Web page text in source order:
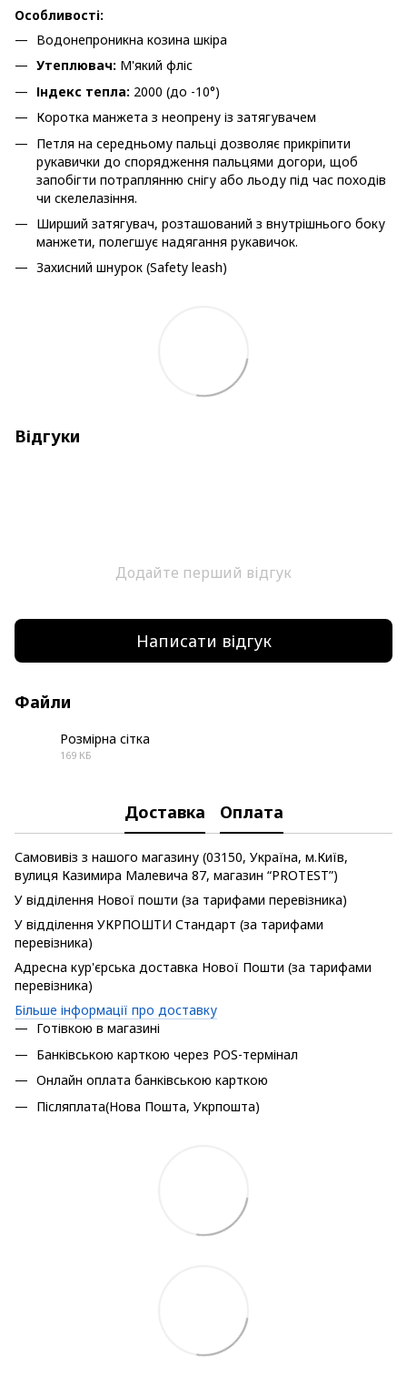
Особливості:
Водонепроникна козина шкіра
Утеплювач: М'який фліс
Індекс тепла: 2000 (до -10°)
Коротка манжета з неопрену із затягувачем
Петля на середньому пальці дозволяє прикріпити
рукавички до спорядження пальцями догори, щоб
запобігти потраплянню снігу або льоду під час походів
чи скелелазіння.
Ширший затягувач, розташований з внутрішнього боку
манжети, полегшує надягання рукавичок.
Захисний шнурок (Safety leash)
Відгуки
Додайте перший відгук
Написати відгук
Файли
Розмірна сітка
169 КБ
Доставка Оплата
Самовивіз з нашого магазину (03150, Україна, м.Київ,
вулиця Казимира Малевича 87, магазин “PROTEST”)
У відділення Нової пошти (за тарифами перевізника)
У відділення УКРПОШТИ Стандарт (за тарифами
перевізника)
Адресна кур'єрська доставка Нової Пошти (за тарифами
перевізника)
Більше інформації про доставку
Готівкою в магазині
Банківською карткою через POS-термінал
Онлайн оплата банківською карткою
Післяплата(Нова Пошта, Укрпошта)